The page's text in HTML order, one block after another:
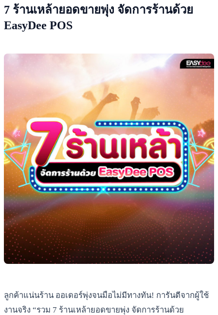
7 ร้านเหล้ายอดขายพุ่ง จัดการร้านด้วย
EasyDee POS
ลูกค้าแน่นร้าน ออเดอร์พุ่งจนมือไม่มีทางทัน! การันตีจากผู้ใช้
งานจริง “รวม 7 ร้านเหล้ายอดขายพุ่ง จัดการร้านด้วย